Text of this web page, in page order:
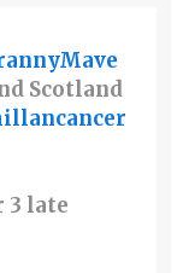
Scotland
3 late